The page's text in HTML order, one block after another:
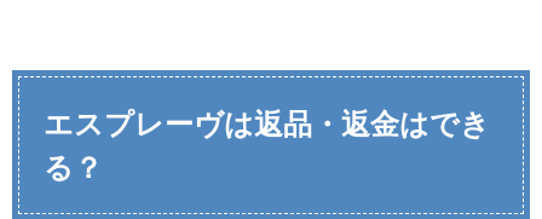
エスプレーヴは返品・返金はでき
る？